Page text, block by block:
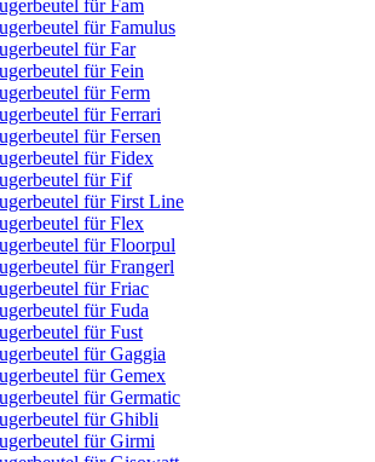
für Fam
für Famulus
für Far
für Fein
für Ferm
für Ferrari
für Fersen
für Fidex
für Fif
für First Line
für Flex
für Floorpul
für Frangerl
für Friac
für Fuda
für Fust
für Gaggia
für Gemex
für Germatic
für Ghibli
für Girmi